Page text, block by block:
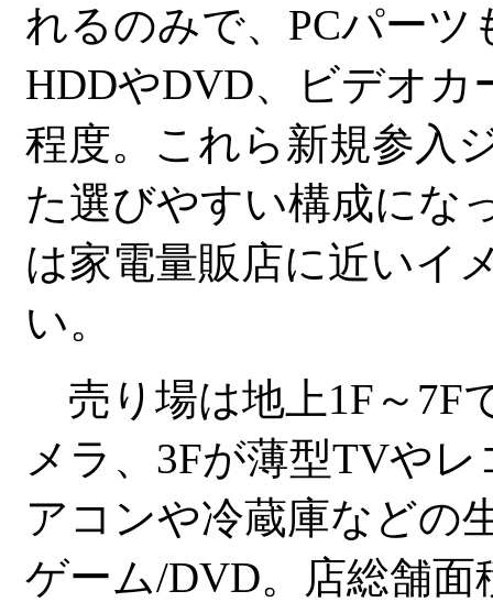
れるのみで、PCパー
HDDやDVD、ビデオ
程度。これら新規参入
た選びやすい構成にな
は家電量販店に近いイ
い。
売り場は地上1F～7F
メラ、3Fが薄型TVや
アコンや冷蔵庫などの
ゲーム/DVD。店総舗面